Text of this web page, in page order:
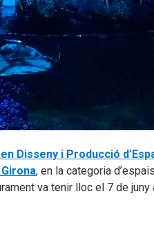
Disseny i Producció
, en la categoria
va tenir lloc el 7 de juny